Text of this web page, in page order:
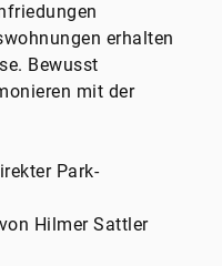
erhalten
Bewusst
mit der
Park-
Hilmer Sattler